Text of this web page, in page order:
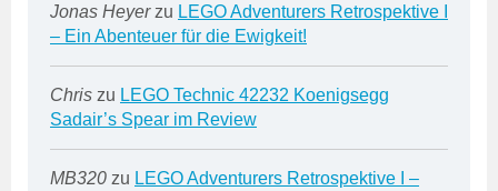
Jonas Heyerzu LEGO Adventurers Retrospektive I
– Ein Abenteuer für die Ewigkeit!
Chris zu LEGO Technic 42232 Koenigsegg
Sadair’s Spear im Review
MB320 zu LEGO Adventurers Retrospektive I –